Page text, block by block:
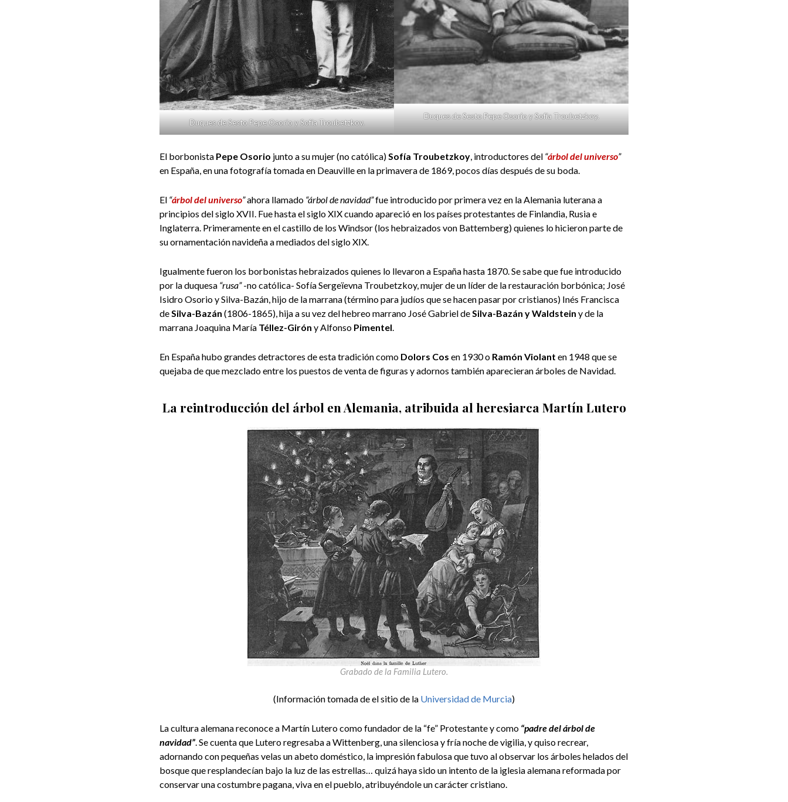
Duques de Sesto Pepe Osorio y Sofía Troubetzkoy.
Duques de Sesto Pepe Osorio y Sofía Troubetzkoy.
El borbonista Pepe Osorio junto a su mujer (no católica)Sofía Troubetzkoy, introductores del “árbol del universo”
en España, en una fotografía tomada en Deauville en la primavera de 1869, pocos días después de su boda.
El “árbol del universo”ahora llamado “árbol de navidad”fue introducido por primera vez en la Alemania luterana a
principios del siglo XVII. Fue hasta el siglo XIX cuando apareció en los países protestantes de Finlandia, Rusia e
Inglaterra. Primeramente en el castillo de los Windsor (los hebraizados von Battemberg) quienes lo hicieron parte de
su ornamentación navideña a mediados del siglo XIX.
Igualmente fueron los borbonistas hebraizados quienes lo llevaron a España hasta 1870. Se sabe que fue introducido
por la duquesa “rusa”-no católica- Sofía Sergeïevna Troubetzkoy, mujer de un líder de la restauración borbónica; José
Isidro Osorio y Silva-Bazán, hijo de la marrana (término para judíos que se hacen pasar por cristianos) Inés Francisca
deSilva-Bazán (1806-1865), hija a su vez del hebreo marrano José Gabriel deSilva-Bazán y Waldstein y de la
marrana Joaquina María Téllez-Girón y Alfonso Pimentel.
En España hubo grandes detractores de esta tradición como Dolors Cos en 1930 o Ramón Violant en 1948 que se
quejaba de que mezclado entre los puestos de venta de figuras y adornos también aparecieran árboles de Navidad.
La reintroducción del árbol en Alemania, atribuida al heresiarca Martín Lutero
Grabado de la Familia Lutero.
(Información tomada de el sitio de la Universidad de Murcia)
La cultura alemana reconoce a Martín Lutero como fundador de la “fe” Protestante y como “padre del árbol de
navidad”. Se cuenta que Lutero regresaba a Wittenberg, una silenciosa y fría noche de vigilia, y quiso recrear,
adornando con pequeñas velas un abeto doméstico, la impresión fabulosa que tuvo al observar los árboles helados del
bosque que resplandecían bajo la luz de las estrellas… quizá haya sido un intento de la iglesia alemana reformada por
conservar una costumbre pagana, viva en el pueblo, atribuyéndole un carácter cristiano.